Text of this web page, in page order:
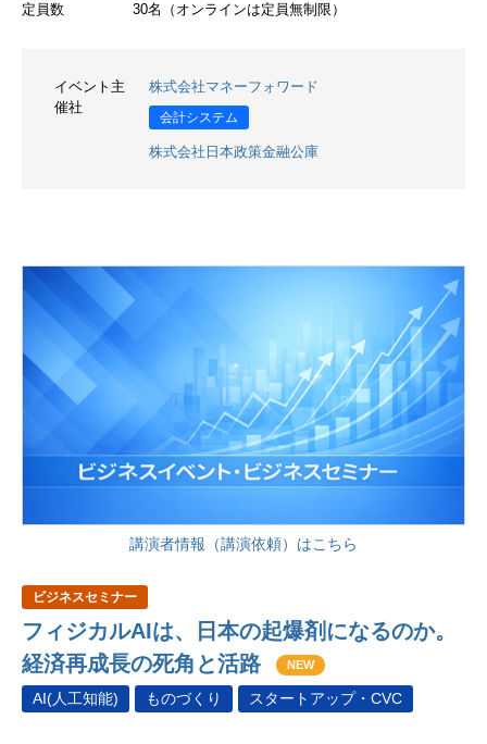
定員数 30名（オンラインは定員無制限）
イベント主
催社
株式会社マネーフォワード
会計システム
株式会社日本政策金融公庫
講演者情報（講演依頼）はこちら
ビジネスセミナー
フィジカルAIは、日本の起爆剤になるのか。
経済再成長の死角と活路
NEW
AI(人工知能) ものづくり スタートアップ・CVC